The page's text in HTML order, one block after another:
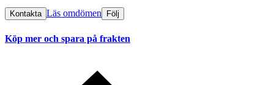
Kontakta Läs omdömen Följ
Köp mer och spara på frakten